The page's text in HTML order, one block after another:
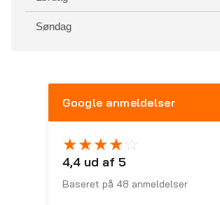
Søndag
Google anmeldelser
★★★★ ☆
4,4 ud af 5
Baseret på 48 anmeldelser